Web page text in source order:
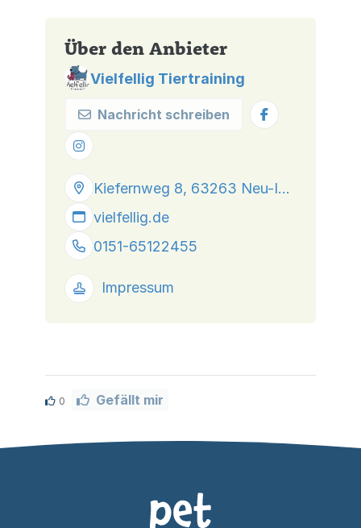
Über den Anbieter
Vielfellig Tiertraining
Nachricht schreiben
Kiefernweg 8, 63263 Neu-Isenburg
vielfellig.de
0151-65122455
Impressum
0 Gefällt mir